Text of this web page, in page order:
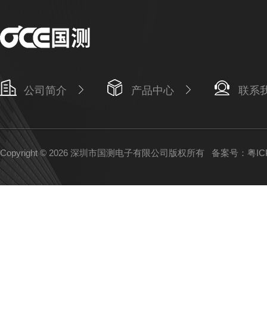
公司简介 产品中心 联系
Copyright © 2026 深圳市国测电子有限公司版权所有 备案号：粤